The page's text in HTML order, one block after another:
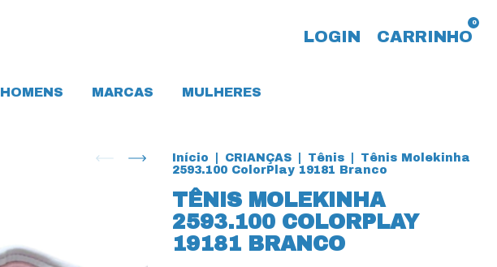
LOGIN CARRINHO
0
HOMENS MARCAS MULHERES
Início CRIANÇAS Tênis
Tênis Molekinha
2593.100 ColorPlay 19181 Branco
TÊNIS MOLEKINHA
2593.100 COLORPLAY
19181 BRANCO